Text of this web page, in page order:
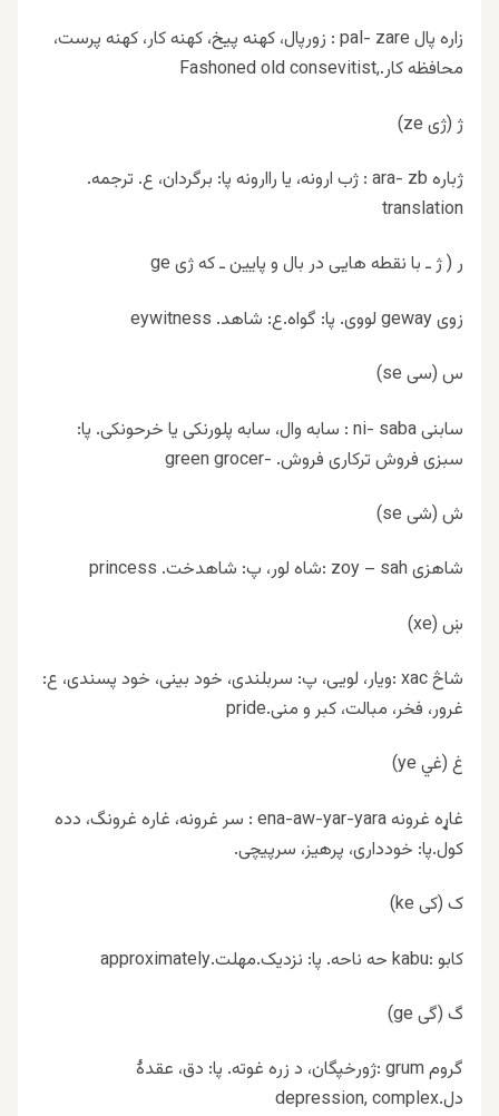
زاره پال pal- zare : زورپال، کهنه پیخ، کهنه کار، کهنه پرست،
محافظه کار.,Fashoned old consevitist
ژ (ژی ze)
ژباره ara- zb : ژب ارونه، یا راارونه پا: برگردان، ع. ترجمه.
translation
ر ( ژ ـ با نقطه هایی در بال و پایین ـ که ژی ge
زوی geway لووی. پا: گواه.ع: شاهد. eywitness
س (سی se)
سابنی ni- saba : سابه وال، سابه پلورنکی یا خرحونکی. پا:
سبزی فروش ترکاری فروش. -green grocer
ش (شی se)
شاهزی zoy – sah :شاه لور، پ: شاهدخت. princess
ښ (xe)
شاڅ xac :ویار، لویی، پ: سربلندی، خود بینی، خود پسندی، ع:
غرور، فخر، مبالت، کبر و منی.pride
غ (غي ye)
غاړه غرونه ena-aw-yar-yara : سر غرونه، غاره غرونگ، دده
کول.پا: خودداری، پرهیز، سرپیچی.
ک (کی ke)
کابو :kabu حه ناحه. پا: نزدیک.مهلت.approximately
گ (گی ge)
گروم grum :ژورخپگان، د زره غوته. پا: دق، عقدهٔ
دل.depression, complex